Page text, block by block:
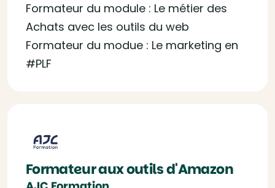
Formateur du module : Le métier des
Achats avec les outils du web
Formateur du modue : Le marketing en
#PLF
Formateur aux outils d'Amazon